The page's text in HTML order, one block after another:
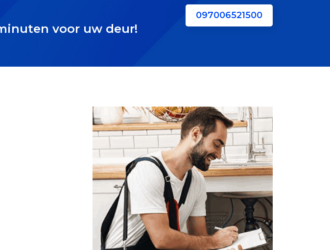
voor uw deur!
097006521500